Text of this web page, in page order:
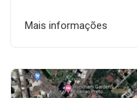
Mais informações